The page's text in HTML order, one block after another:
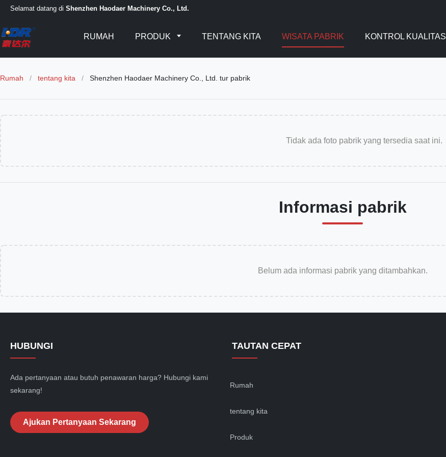
Selamat datang di Shenzhen Haodaer Machinery Co., Ltd.
RUMAH PRODUK TENTANG KITA WISATA PABRIK KONTROL KUALITAS
Rumah / tentang kita / Shenzhen Haodaer Machinery Co., Ltd. tur pabrik
Tidak ada foto pabrik yang tersedia saat ini.
Informasi pabrik
Belum ada informasi pabrik yang ditambahkan.
HUBUNGI
Ada pertanyaan atau butuh penawaran harga? Hubungi kami
sekarang!
Ajukan Pertanyaan Sekarang
TAUTAN CEPAT
Rumah
tentang kita
Produk